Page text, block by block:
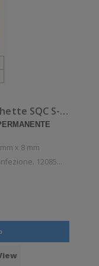
TT030008-PWPG-76/200 - Etichette SQC S-HARD-ST Poliestere
x 8 mm
12085
con adesivo
esterno: